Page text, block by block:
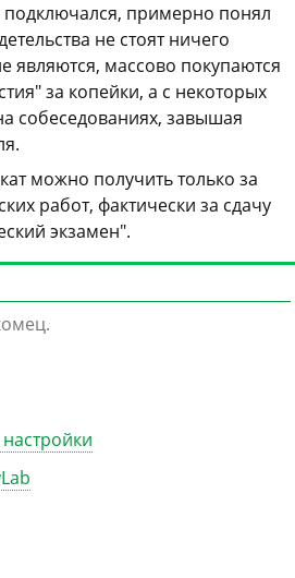
подключался, примерно понял
не стоят ничего
являются, массово покупаются
за копейки, а с некоторых
собеседованиях, завышая
можно получить только за
работ, фактически за сдачу
экзамен".